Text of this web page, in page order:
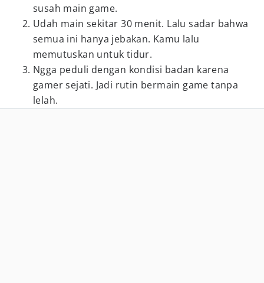
susah main game.
Udah main sekitar 30 menit. Lalu sadar bahwa
semua ini hanya jebakan. Kamu lalu
memutuskan untuk tidur.
Ngga peduli dengan kondisi badan karena
gamer sejati. Jadi rutin bermain game tanpa
lelah.